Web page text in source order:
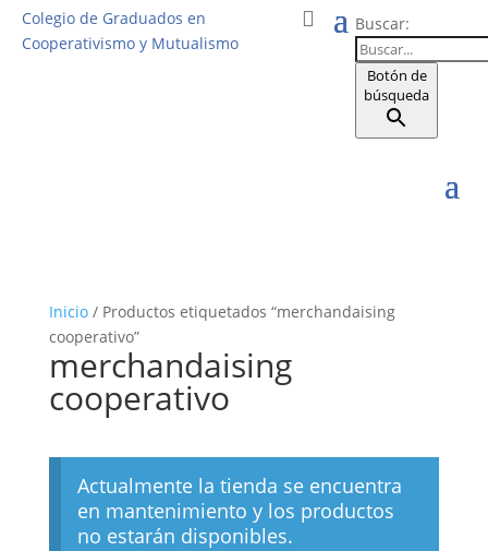
Colegio de Graduados en
Cooperativismo y Mutualismo
Buscar:
Botón de
búsqueda
Inicio/ Productos etiquetados “merchandaising
cooperativo”
merchandaising
cooperativo
Actualmente la tienda se encuentra
en mantenimiento y los productos
no estarán disponibles.